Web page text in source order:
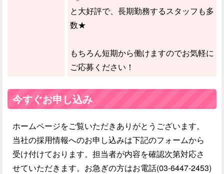
と大好評で、長期勤務するスタッフも多
数★
もちろん短期から働けますのでお気軽に
ご応募ください！
今すぐお申し込み
ホームページをご覧いただきありがとうございます。
当社の採用情報へのお申し込みは下記のフォームから
受け付けております。担当者が内容を確認次第対応さ
せていただきます。お急ぎの方はお電話(03-6447-2453)